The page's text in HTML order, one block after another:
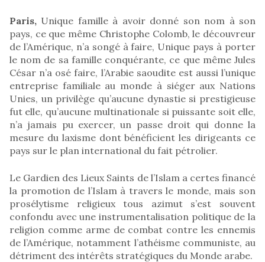
Paris, Unique famille à avoir donné son nom à son
pays, ce que même Christophe Colomb, le découvreur
de l’Amérique, n’a songé à faire, Unique pays à porter
le nom de sa famille conquérante, ce que même Jules
César n’a osé faire, l’Arabie saoudite est aussi l’unique
entreprise familiale au monde à siéger aux Nations
Unies, un privilège qu’aucune dynastie si prestigieuse
fut elle, qu’aucune multinationale si puissante soit elle,
n’a jamais pu exercer, un passe droit qui donne la
mesure du laxisme dont bénéficient les dirigeants ce
pays sur le plan international du fait pétrolier.
Le Gardien des Lieux Saints de l’Islam a certes financé
la promotion de l’Islam à travers le monde, mais son
prosélytisme religieux tous azimut s’est souvent
confondu avec une instrumentalisation politique de la
religion comme arme de combat contre les ennemis
de l’Amérique, notamment l’athéisme communiste, au
détriment des intérêts stratégiques du Monde arabe.